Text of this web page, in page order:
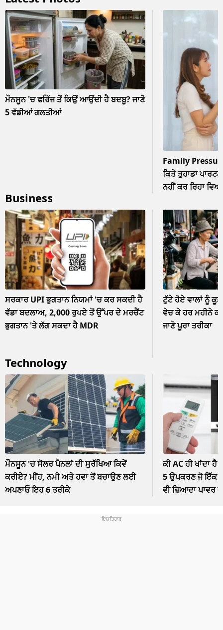
ਮੌਨਸੂਨ 'ਚ ਫਰਿੱਜ ਤੋਂ ਕਿਉਂ ਆਉਂਦੀ ਹੈ ਬਦਬੂ? ਜਾਣੋ
5 ਵੱਡੀਆਂ ਗਲਤੀਆਂ
Family
ਕਿਤੇ ਤੁਹਾਡਾ
ਨਹੀਂ ਕਰ ਰਿਹਾ
Business
ਸਰਕਾਰ UPI ਭੁਗਤਾਨ ਨਿਯਮਾਂ 'ਚ ਕਰ ਸਕਦੀ ਹੈ
ਵੱਡਾ ਬਦਲਾਅ, 2,000 ਰੁਪਏ ਤੋਂ ਉੱਪਰ ਦੇ ਮਰਚੈਂਟ
ਭੁਗਤਾਨ 'ਤੇ ਲੱਗ ਸਕਦਾ ਹੈ MDR
ਟੁੱਟੇ ਹੋਏ ਵਾਲਾਂ ਨੂੰ
ਵੇਚ ਕੇ ਹਰ ਮਹੀਨੇ
ਜਾਣੋ ਪੂਰਾ ਤਰੀਕਾ
Technology
ਮੌਨਸੂਨ 'ਚ ਸੋਲਰ ਪੈਨਲਾਂ ਦੀ ਸੁਰੱਖਿਆ ਕਿਵੇਂ
ਕਰੀਏ? ਮੀਂਹ, ਨਮੀ ਅਤੇ ਹਵਾ ਤੋਂ ਬਚਾਉਣ ਲਈ
ਅਪਣਾਓ ਇਹ 6 ਤਰੀਕੇ
ਕੀ AC ਹੀ ਖਾਂਦਾ
5 ਉਪਕਰਣ ਜੋ ਇੱਕ
ਵੀ ਜ਼ਿਆਦਾ ਪਾਵਰ